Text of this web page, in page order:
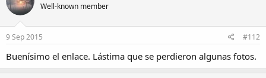
Well-known member
9 Sep 2015 #112
Buenísimo el enlace. Lástima que se perdieron algunas fotos.